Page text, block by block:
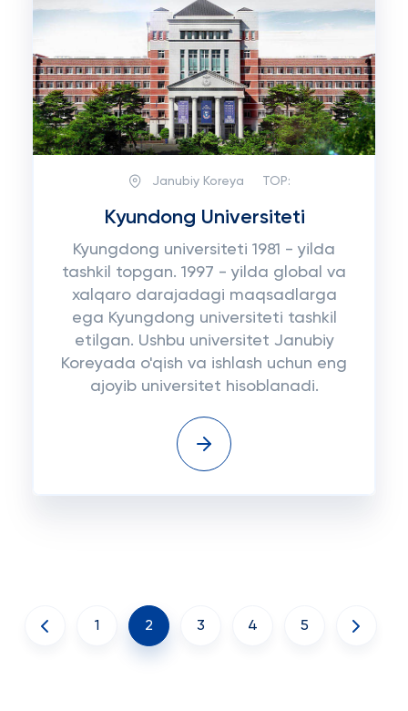
Janubiy Koreya TOP:
Kyundong Universiteti
Kyungdong universiteti 1981 - yilda
tashkil topgan. 1997 - yilda global va
xalqaro darajadagi maqsadlarga
ega Kyungdong universiteti tashkil
etilgan. Ushbu universitet Janubiy
Koreyada o'qish va ishlash uchun eng
ajoyib universitet hisoblanadi.
1 2 3 4 5